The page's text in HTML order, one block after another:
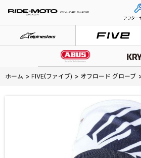
アフター
ホーム > FIVE(ファイブ) > オフロード グローブ